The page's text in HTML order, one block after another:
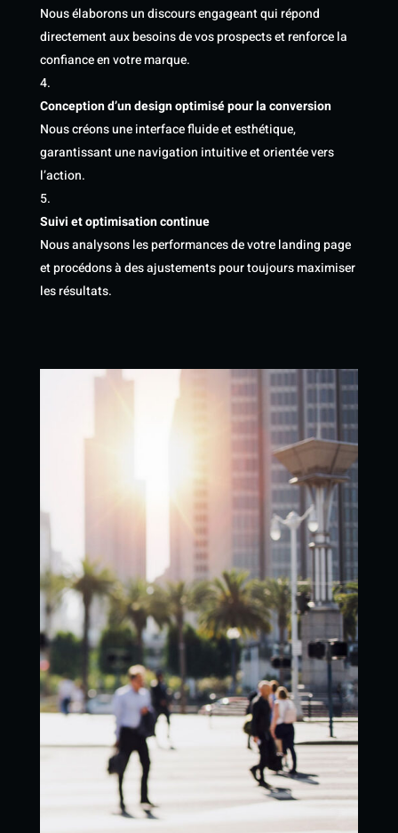
Nous élaborons un discours engageant qui répond
directement aux besoins de vos prospects et renforce la
confiance en votre marque.
Conception d’un design optimisé pour la conversion
Nous créons une interface fluide et esthétique,
garantissant une navigation intuitive et orientée vers
l’action.
Suivi et optimisation continue
Nous analysons les performances de votre landing page
et procédons à des ajustements pour toujours maximiser
les résultats.